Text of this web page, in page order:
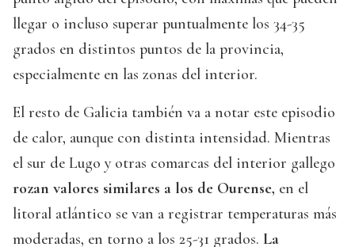
llegar o incluso superar puntualmente los 34-35
grados en distintos puntos de la provincia,
especialmente en las zonas del interior.
El resto de Galicia también va a notar este episodio
de calor, aunque con distinta intensidad. Mientras
el sur de Lugo y otras comarcas del interior gallego
rozan valores similares a los de Ourense, en el
litoral atlántico se van a registrar temperaturas más
moderadas, en torno a los 25-31 grados. La